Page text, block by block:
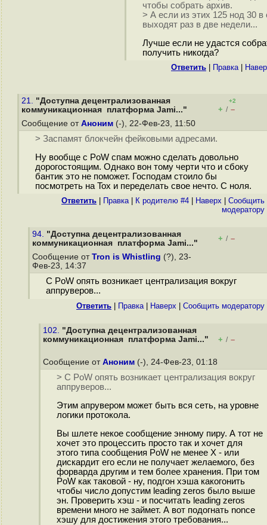
чтобы собрать архив.
> А если из этих 125 нод 30 в
выходят раз в две недели...
Лучше если не удастся
получить никогда?
Ответить Правка|
21. "Доступна децентрализованная
коммуникационная платформа Jami..."
+2
+ / –
Сообщение от Аноним (-), 22-Фев-23, 11:50
> Заспамят блокчейн фейковыми адресами.
Ну вообще с PoW спам можно сделать довольно
дорогостоящим. Однако вон тому черти что и сбоку
бантик это не поможет. Господам стоило бы
посмотреть на Tox и переделать свое нечто. С ноля.
Ответить Правка| К родителю #4 Наверх
Cообщить
модератору
94. "Доступна децентрализованная
коммуникационная платформа Jami..."
+ / –
Сообщение от Tron is Whistling (?), 23-
Фев-23, 14:37
С PoW опять возникает централизация вокруг
аппруверов...
Ответить Правка| Наверх Cообщить модератору
102. "Доступна децентрализованная
коммуникационная платформа Jami..."
+ / –
Сообщение от Аноним (-), 24-Фев-23, 01:18
> С PoW опять возникает централизация вокруг
аппруверов...
Этим апрувером может быть вся сеть, на уровне
логики протокола.
Вы шлете некое сообщение энному пиру. А тот не
хочет это процессить просто так и хочет для
этого типа сообщения PoW не менее X - или
дискардит его если не получает желаемого, без
форварда другим и тем более хранения. При том
PoW как таковой - ну, подгон хэша какогонить
чтобы число допустим leading zeros было выше
эн. Проверить хэш - и посчитать leading zeros
времени много не займет. А вот подогнать nonce
хэшу для достижения этого требования...